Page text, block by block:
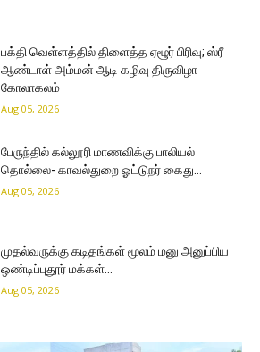
பக்தி வெள்ளத்தில் திளைத்த ஏழூர் பிரிவு; ஸ்ரீ
ஆண்டாள் அம்மன் ஆடி கழிவு திருவிழா
கோலாகலம்
Aug 05, 2026
பேருந்தில் கல்லூரி மாணவிக்கு பாலியல்
தொல்லை- காவல்துறை ஓட்டுநர் கைது…
Aug 05, 2026
முதல்வருக்கு கடிதங்கள் மூலம் மனு அனுப்பிய
ஒண்டிப்புதூர் மக்கள்…
Aug 05, 2026